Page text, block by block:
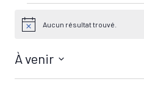
NoticeAucun résultat trouvé.
À venir